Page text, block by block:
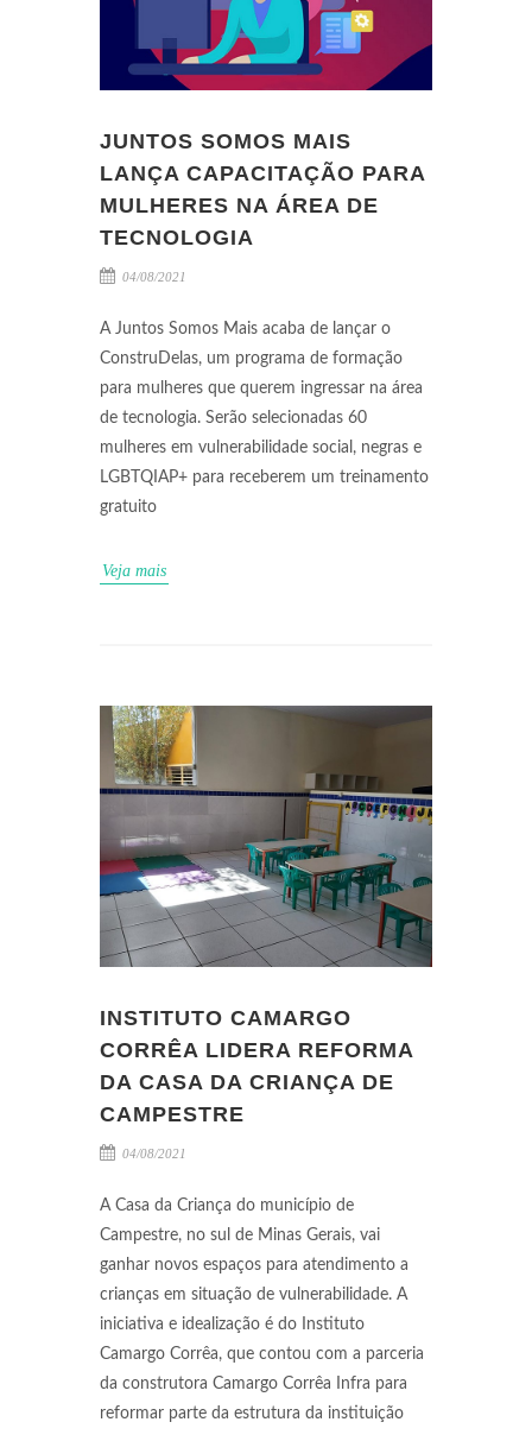
JUNTOS SOMOS MAIS
LANÇA CAPACITAÇÃO PARA
MULHERES NA ÁREA DE
TECNOLOGIA
04/08/2021
A Juntos Somos Mais acaba de lançar o
ConstruDelas, um programa de formação
para mulheres que querem ingressar na área
de tecnologia. Serão selecionadas 60
mulheres em vulnerabilidade social, negras e
LGBTQIAP+ para receberem um treinamento
gratuito
Veja mais
INSTITUTO CAMARGO
CORRÊA LIDERA REFORMA
DA CASA DA CRIANÇA DE
CAMPESTRE
04/08/2021
A Casa da Criança do município de
Campestre, no sul de Minas Gerais, vai
ganhar novos espaços para atendimento a
crianças em situação de vulnerabilidade. A
iniciativa e idealização é do Instituto
Camargo Corrêa, que contou com a parceria
da construtora Camargo Corrêa Infra para
reformar parte da estrutura da instituição